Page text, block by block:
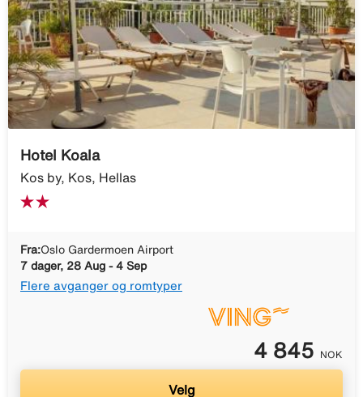
Hotel Koala
Kos by, Kos, Hellas
Fra:Oslo Gardermoen Airport
7 dager, 28 Aug - 4 Sep
Flere avganger og romtyper
4 845 NOK
Velg